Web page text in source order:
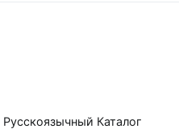
Русскоязычный Каталог